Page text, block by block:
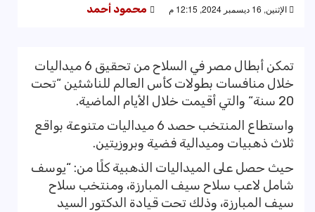
الإثنين, 16 ديسمبر 2024, 12:15 م محمود أحمد
تمكن أبطال مصر في السلاح من تحقيق 6 ميداليات
خلال منافسات بطولات كأس العالم للناشئين “تحت
20 سنة“ والتي أقيمت خلال الأيام الماضية.
واستطاع المنتخب حصد 6 ميداليات متنوعة بواقع
ثلاث ذهبيات وميدالية فضية وبروزيتين.
حيث حصل على الميداليات الذهبية كلًا من: “يوسف
شامل لاعب سلاح سيف المبارزة، ومنتخب سلاح
سيف المبارزة، وذلك تحت قيادة الدكتور السيد